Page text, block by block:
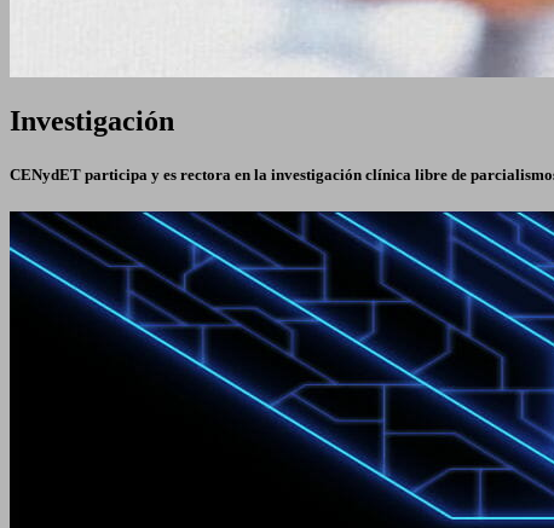
Investigación
CENydET participa y es rectora en la investigación clínica libre de